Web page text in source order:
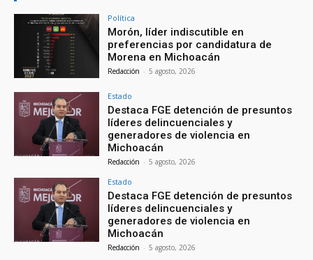
Política
Morón, líder indiscutible en
preferencias por candidatura de
Morena en Michoacán
Redacción - 5 agosto, 2026
Estado
Destaca FGE detención de presuntos
líderes delincuenciales y
generadores de violencia en
Michoacán
Redacción - 5 agosto, 2026
Estado
Destaca FGE detención de presuntos
líderes delincuenciales y
generadores de violencia en
Michoacán
Redacción - 5 agosto, 2026